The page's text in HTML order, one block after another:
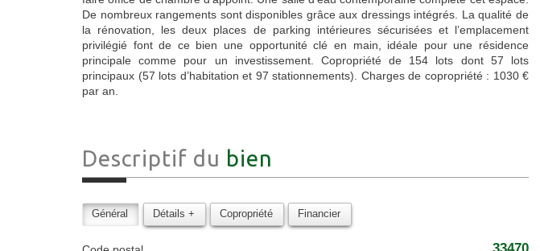
De nombreux rangements sont disponibles grâce aux dressings intégrés. La qualité de
la rénovation, les deux places de parking intérieures sécurisées et l’emplacement
privilégié font de ce bien une opportunité clé en main, idéale pour une résidence
principale comme pour un investissement. Copropriété de 154 lots dont 57 lots
principaux (57 lots d’habitation et 97 stationnements). Charges de copropriété : 1030 €
par an.
Descriptif du bien
Général Détails + Copropriété Financier